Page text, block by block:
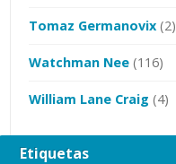
Tomaz Germanovix (2)
Watchman Nee (116)
William Lane Craig (4)
Etiquetas